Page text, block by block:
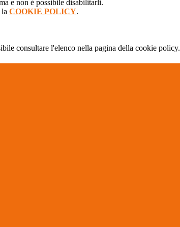
e non è possibile disabilitarli.
COOKIE POLICY.
consultare l'elenco nella pagina della cookie policy.